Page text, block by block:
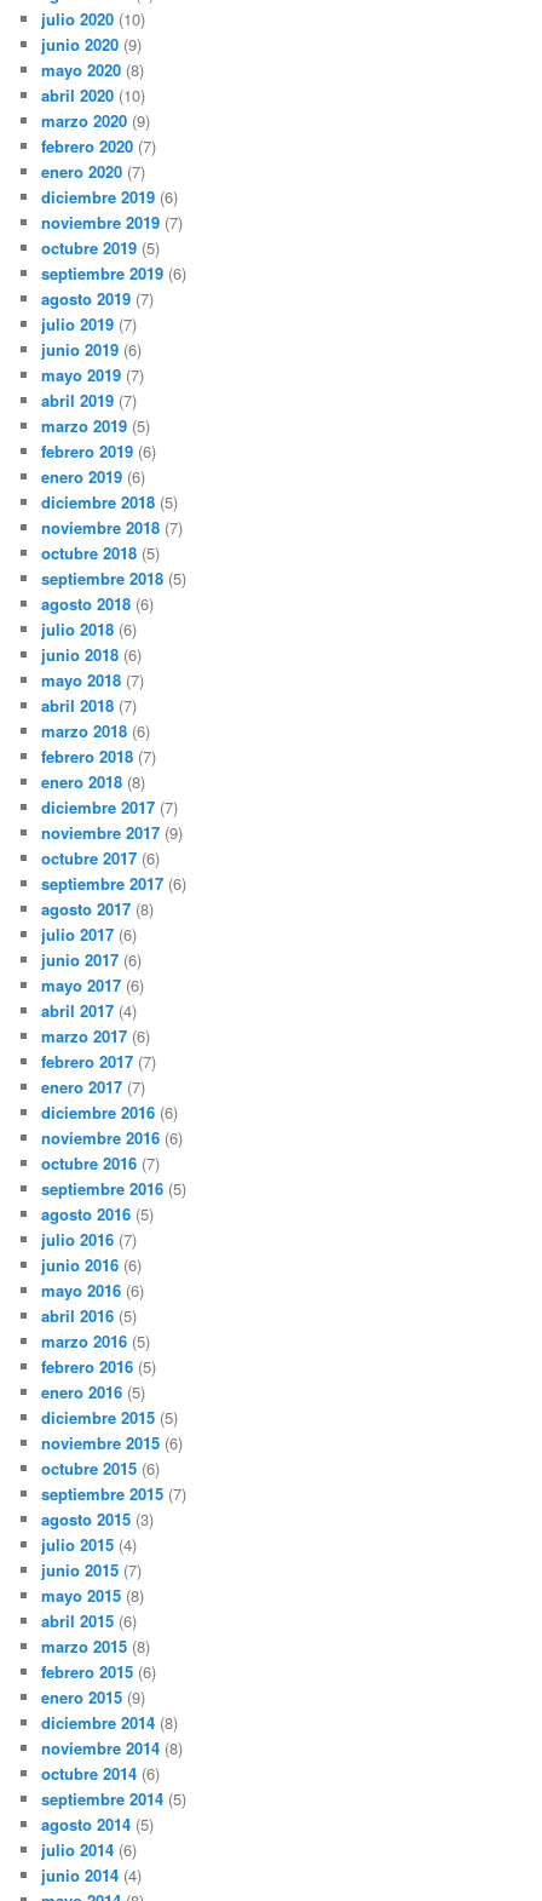
julio 2020 (10)
junio 2020 (9)
mayo 2020 (8)
abril 2020 (10)
marzo 2020 (9)
febrero 2020 (7)
enero 2020 (7)
diciembre 2019 (6)
noviembre 2019 (7)
octubre 2019 (5)
septiembre 2019 (6)
agosto 2019 (7)
julio 2019 (7)
junio 2019 (6)
mayo 2019 (7)
abril 2019 (7)
marzo 2019 (5)
febrero 2019 (6)
enero 2019 (6)
diciembre 2018 (5)
noviembre 2018 (7)
octubre 2018 (5)
septiembre 2018 (5)
agosto 2018 (6)
julio 2018 (6)
junio 2018 (6)
mayo 2018 (7)
abril 2018 (7)
marzo 2018 (6)
febrero 2018 (7)
enero 2018 (8)
diciembre 2017 (7)
noviembre 2017 (9)
octubre 2017 (6)
septiembre 2017 (6)
agosto 2017 (8)
julio 2017 (6)
junio 2017 (6)
mayo 2017 (6)
abril 2017 (4)
marzo 2017 (6)
febrero 2017 (7)
enero 2017 (7)
diciembre 2016 (6)
noviembre 2016 (6)
octubre 2016 (7)
septiembre 2016 (5)
agosto 2016 (5)
julio 2016 (7)
junio 2016 (6)
mayo 2016 (6)
abril 2016 (5)
marzo 2016 (5)
febrero 2016 (5)
enero 2016 (5)
diciembre 2015 (5)
noviembre 2015 (6)
octubre 2015 (6)
septiembre 2015 (7)
agosto 2015 (3)
julio 2015 (4)
junio 2015 (7)
mayo 2015 (8)
abril 2015 (6)
marzo 2015 (8)
febrero 2015 (6)
enero 2015 (9)
diciembre 2014 (8)
noviembre 2014 (8)
octubre 2014 (6)
septiembre 2014 (5)
agosto 2014 (5)
julio 2014 (6)
junio 2014 (4)